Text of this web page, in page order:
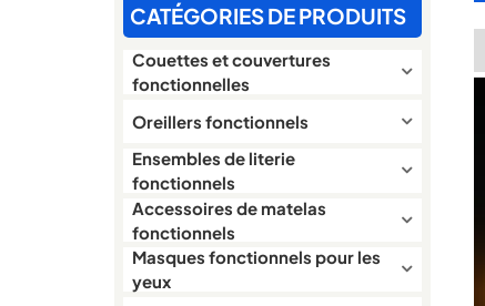
CATÉGORIES DE PRODUITS
Couettes et couvertures
fonctionnelles
Oreillers fonctionnels
Ensembles de literie
fonctionnels
Accessoires de matelas
fonctionnels
Masques fonctionnels pour les
yeux